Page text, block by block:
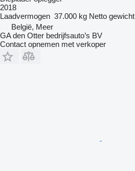
2018
Laadvermogen 37.000 kg Netto gewicht
België, Meer
GA den Otter bedrijfsauto’s BV
Contact opnemen met verkoper